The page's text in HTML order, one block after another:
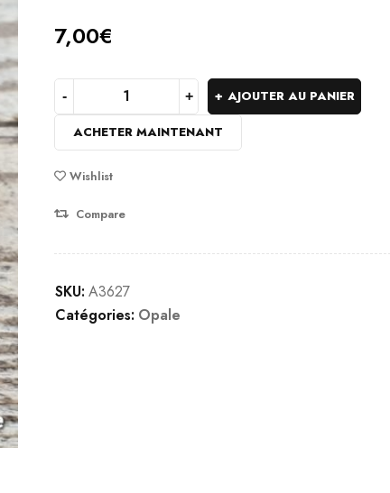
3.00
basé
7,00€
AJOUTER AU PANIER
ACHETER MAINTENANT
Wishlist
Compare
SKU: A3627
Catégories: Opale